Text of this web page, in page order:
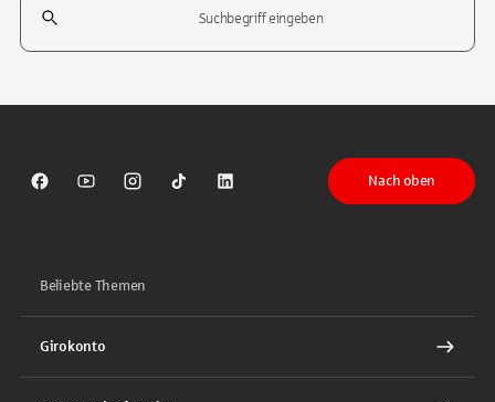
Sparkasse auf Facebook
Sparkasse auf Youtube
Sparkasse auf Instagram
Sparkasse auf TikTok
Sparkasse auf LinkedIn
Nach oben
Beliebte Themen
Girokonto